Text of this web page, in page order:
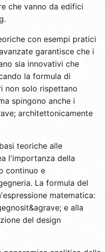
che vanno da edifici
con esempi pratici
garantisce che i
sia innovativi che
la formula di
non solo rispettano
spingono anche i
architettonicamente
teoriche alle
l'importanza della
continuo e
La formula del
matematica:
e alla
del design